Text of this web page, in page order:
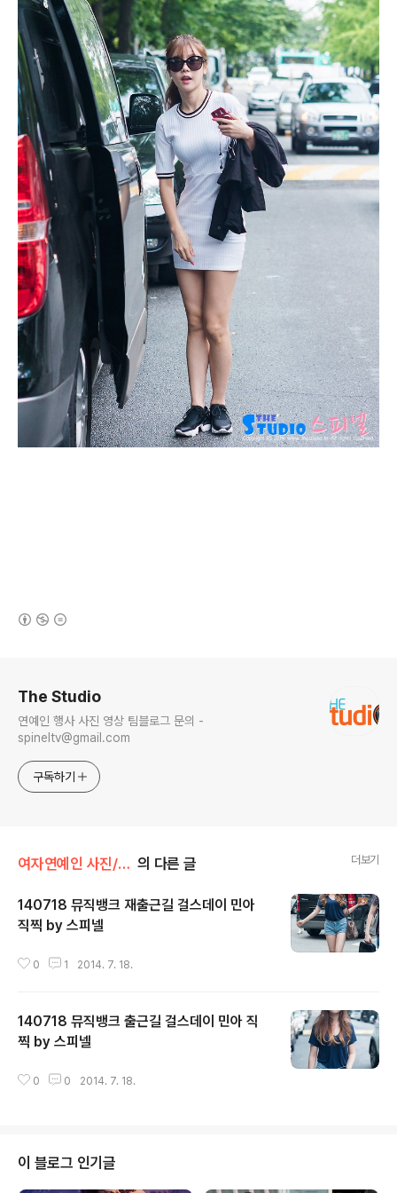
The Studio
연예인 행사 사진 영상 팀블로그 문의 -
spineltv@gmail.com
구독하기
여자연예인 사진/걸스데이 의 다른 글 더보기
140718 뮤직뱅크 재출근길 걸스데이 민아
직찍 by 스피넬
0 1 2014. 7. 18.
140718 뮤직뱅크 출근길 걸스데이 민아 직
찍 by 스피넬
0 0 2014. 7. 18.
이 블로그 인기글